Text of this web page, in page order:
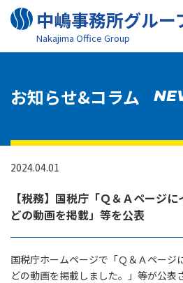
中嶋事務所グルー
Nakajima Oﬃce Group
お知らせ&コラム
2024.04.01
【税務】国税庁「Ｑ＆Ａページ
どの動画を掲載」等を公表
国税庁ホームページで「Ｑ＆Ａページ
どの動画を掲載しました。」等が公表